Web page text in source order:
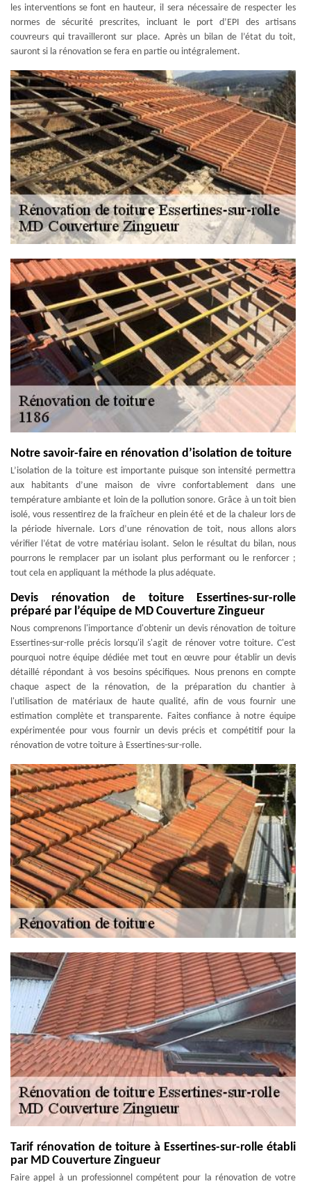
les interventions se font en hauteur, il sera nécessaire de respecter les
normes de sécurité prescrites, incluant le port d’EPI des artisans
couvreurs qui travailleront sur place. Après un bilan de l’état du toit,
sauront si la rénovation se fera en partie ou intégralement.
Notre savoir-faire en rénovation d’isolation de toiture
L’isolation de la toiture est importante puisque son intensité permettra
aux habitants d’une maison de vivre confortablement dans une
température ambiante et loin de la pollution sonore. Grâce à un toit bien
isolé, vous ressentirez de la fraîcheur en plein été et de la chaleur lors de
la période hivernale. Lors d’une rénovation de toit, nous allons alors
vérifier l’état de votre matériau isolant. Selon le résultat du bilan, nous
pourrons le remplacer par un isolant plus performant ou le renforcer ;
tout cela en appliquant la méthode la plus adéquate.
Devis rénovation de toiture Essertines-sur-rolle
préparé par l’équipe de MD Couverture Zingueur
Nous comprenons l'importance d'obtenir un devis rénovation de toiture
Essertines-sur-rolle précis lorsqu'il s'agit de rénover votre toiture. C'est
pourquoi notre équipe dédiée met tout en œuvre pour établir un devis
détaillé répondant à vos besoins spécifiques. Nous prenons en compte
chaque aspect de la rénovation, de la préparation du chantier à
l'utilisation de matériaux de haute qualité, afin de vous fournir une
estimation complète et transparente. Faites confiance à notre équipe
expérimentée pour vous fournir un devis précis et compétitif pour la
rénovation de votre toiture à Essertines-sur-rolle.
Tarif rénovation de toiture à Essertines-sur-rolle établi
par MD Couverture Zingueur
Faire appel à un professionnel compétent pour la rénovation de votre